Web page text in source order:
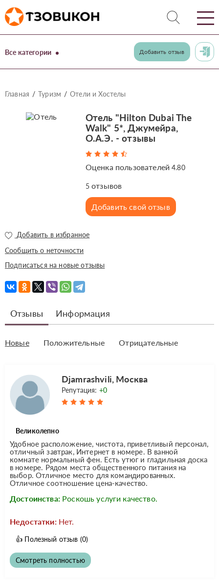
Все категории Добавить отзыв
Главная Туризм Отели и Хостелы
Отель "Hilton Dubai The
Walk" 5*, Джумейра,
О.А.Э. - отзывы
Оценка пользователей4.80
5отзывов
Добавить свой отзыв
Добавить в избранное
Сообщить о неточности
Подписаться на новые отзывы
Отзывы Информация
Новые Положительные Отрицательные
Djamrashvili, Москва
Репутация: +0
Великолепно
Удобное расположение, чистота, приветливый персонал,
отличный завтрак, Интернет в номере. В ванной
комнате нормальный фен. Есть утюг и гладильная доска
в номере. Рядом места общественного питания на
выбор. Отличное место для командированных.
Отличное соотношение цена-качество.
Достоинства: Роскошь услуги качество.
Недостатки: Нет.
👍 Полезный отзыв (0)
Смотреть полностью